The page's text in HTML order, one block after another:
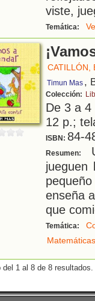
viste,
Temática:
CATILLÓN,
Timun Mas ,
Colección:
De 3 a
12 p.;
ISBN: 84-
Resumen:
jueguen
enseña
que
Temática:
Matemáticas
del 1 al 8 de 8 resultados.